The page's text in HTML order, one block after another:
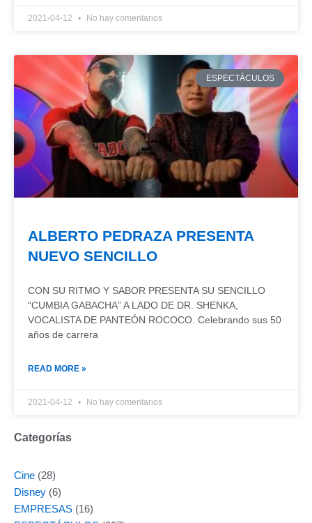
2021-04-12 No hay comentarios
ESPECTÁCULOS
ALBERTO PEDRAZA PRESENTA
NUEVO SENCILLO
CON SU RITMO Y SABOR PRESENTA SU SENCILLO
“CUMBIA GABACHA” A LADO DE DR. SHENKA,
VOCALISTA DE PANTEÓN ROCOCO. Celebrando sus 50
años de carrera
READ MORE »
2021-04-12 No hay comentarios
Categorías
Cine (28)
Disney (6)
EMPRESAS (16)